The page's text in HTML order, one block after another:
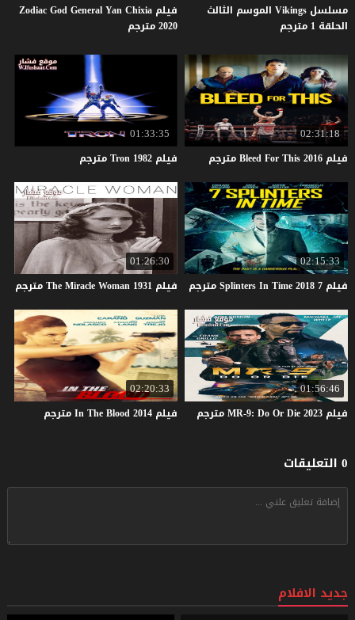
مسلسل Vikings الموسم الثالث
الحلقة 1 مترجم
فيلم Zodiac God General Yan Chixia
2020 مترجم
02:31:18
فيلم BleedForThis2016 مترجم
01:33:35
فيلم Tron 1982 مترجم
02:15:33
فيلم 7
SplintersInTime2018 مترجم
01:26:30
فيلم TheMiracleWoman 1931 مترجم
01:56:46
فيلم MR-9: DoOrDie2023 مترجم
02:20:33
فيلم InTheBlood2014 مترجم
0 التعليقات
جديد الافلام